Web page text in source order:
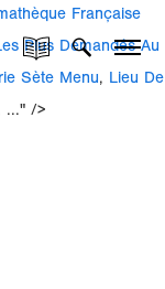
Française
Plus Demandés Au
Sète Menu, Lieu De
..." />